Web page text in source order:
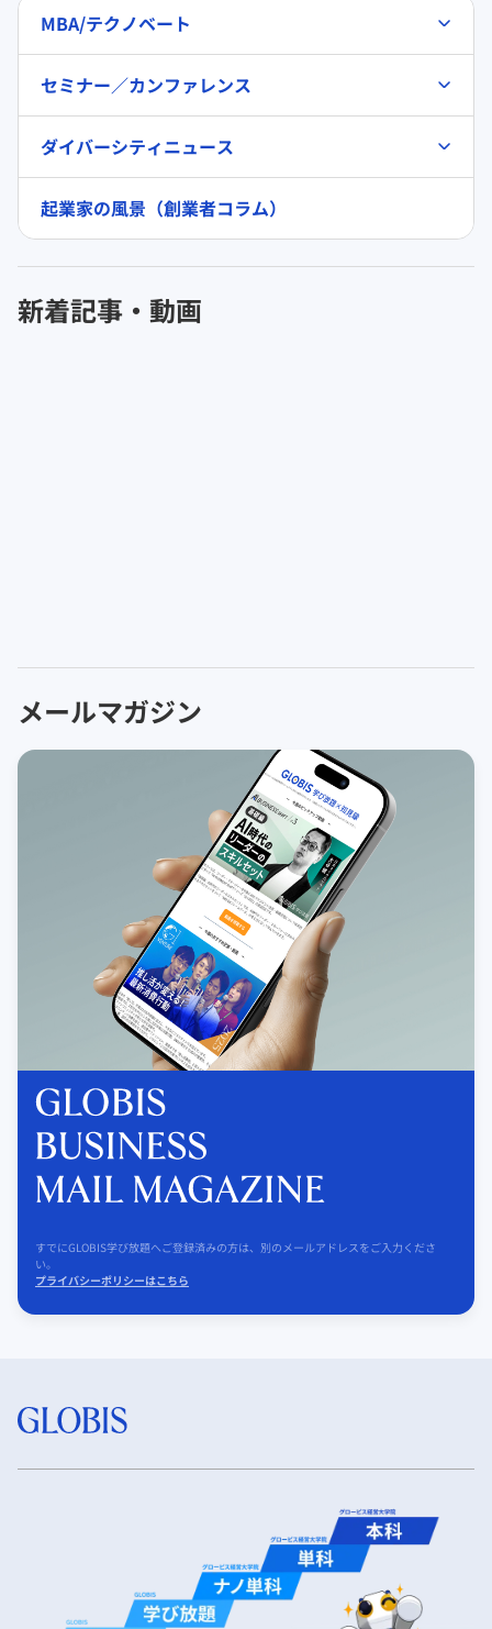
MBA/テクノベート
セミナー／カンファレンス
ダイバーシティニュース
起業家の風景（創業者コラム）
新着記事・動画
メールマガジン
すでにGLOBIS学び放題へご登録済みの方は、別のメールアドレスをご入力くださ
い。
プライバシーポリシーはこちら